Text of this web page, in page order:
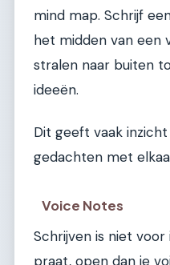
mind map. Schrijf
het midden van een
stralen naar buiten
ideeën.
Dit geeft vaak
gedachten met
Voice Notes
Schrijven is niet
praat, open dan je